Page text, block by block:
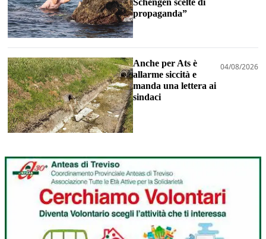
propaganda”
Anche per Ats è
allarme siccità e
manda una lettera ai
sindaci
04/08/2026